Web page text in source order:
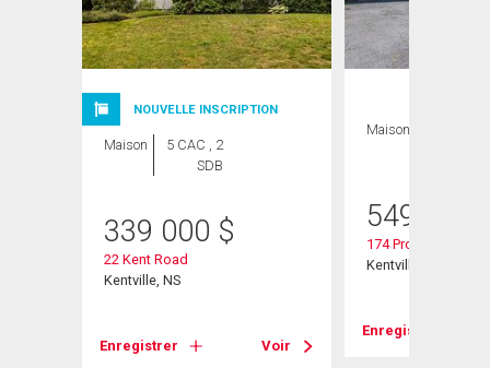
NOUVELLE INSCRIPTION
Maison
5 CAC , 2
SDB
339 000 $
22 Kent Road
Kentville, NS
Enregistrer Voir
Maison
549 900
174 Prospect
Kentville, NS
Enregistrer